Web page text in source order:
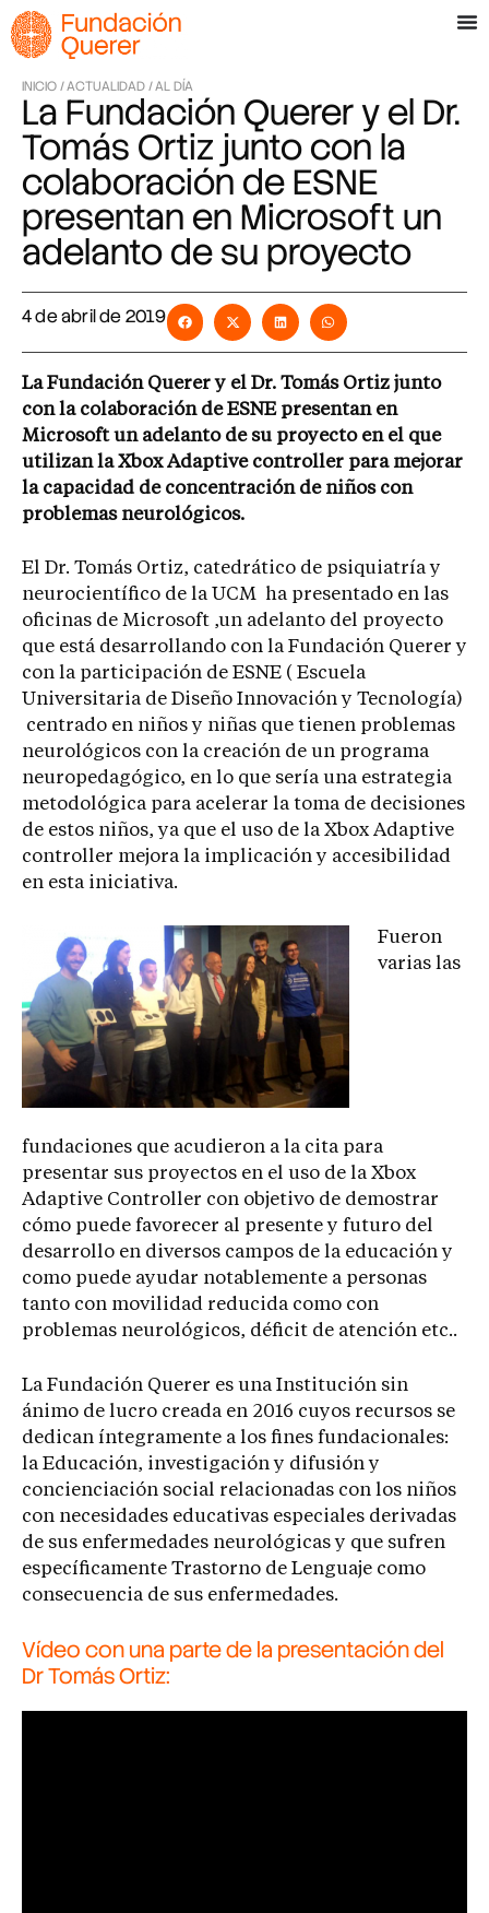
INICIO /ACTUALIDAD /AL DÍA
La Fundación Querer y el Dr.
Tomás Ortiz junto con la
colaboración de ESNE
presentan en Microsoft un
adelanto de su proyecto
4 de abril de 2019
La Fundación Querer y el Dr. Tomás Ortiz junto
con la colaboración de ESNE presentan en
Microsoft un adelanto de su proyecto en el que
utilizan la Xbox Adaptive controller para mejorar
la capacidad de concentración de niños con
problemas neurológicos.
El Dr. Tomás Ortiz, catedrático de psiquiatría y
neurocientífico de la UCM ha presentado en las
oficinas de Microsoft ,un adelanto del proyecto
que está desarrollando con la Fundación Querer y
con la participación de ESNE ( Escuela
Universitaria de Diseño Innovación y Tecnología)
centrado en niños y niñas que tienen problemas
neurológicos con la creación de un programa
neuropedagógico, en lo que sería una estrategia
metodológica para acelerar la toma de decisiones
de estos niños, ya que el uso de la Xbox Adaptive
controller mejora la implicación y accesibilidad
en esta iniciativa.
Fueron
varias las
fundaciones que acudieron a la cita para
presentar sus proyectos en el uso de la Xbox
Adaptive Controller con objetivo de demostrar
cómo puede favorecer al presente y futuro del
desarrollo en diversos campos de la educación y
como puede ayudar notablemente a personas
tanto con movilidad reducida como con
problemas neurológicos, déficit de atención etc..
La Fundación Querer es una Institución sin
ánimo de lucro creada en 2016 cuyos recursos se
dedican íntegramente a los fines fundacionales:
la Educación, investigación y difusión y
concienciación social relacionadas con los niños
con necesidades educativas especiales derivadas
de sus enfermedades neurológicas y que sufren
específicamente Trastorno de Lenguaje como
consecuencia de sus enfermedades.
Vídeo con una parte de la presentación del
Dr Tomás Ortiz: